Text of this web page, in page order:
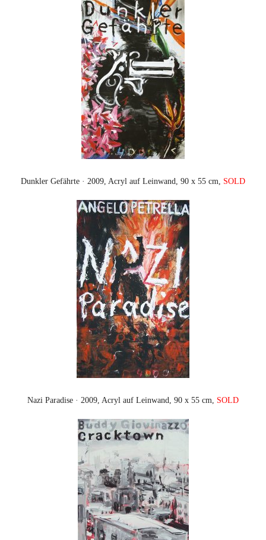
Dunkler Gefährte · 2009, Acryl auf Leinwand, 90 x 55 cm, SOLD
Nazi Paradise · 2009, Acryl auf Leinwand, 90 x 55 cm, SOLD